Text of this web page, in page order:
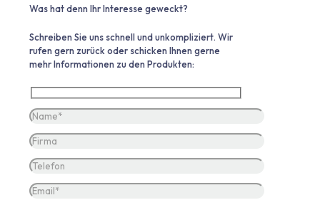
Was hat denn Ihr Interesse geweckt?
Schreiben Sie uns schnell und unkompliziert. Wir
rufen gern zurück oder schicken Ihnen gerne
mehr Informationen zu den Produkten: